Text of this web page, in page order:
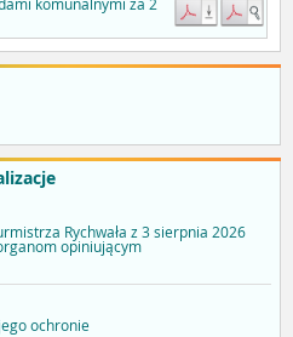
Rychwała z 3 sierpnia 2026
opiniującym
ochronie
komunalnymi za 2